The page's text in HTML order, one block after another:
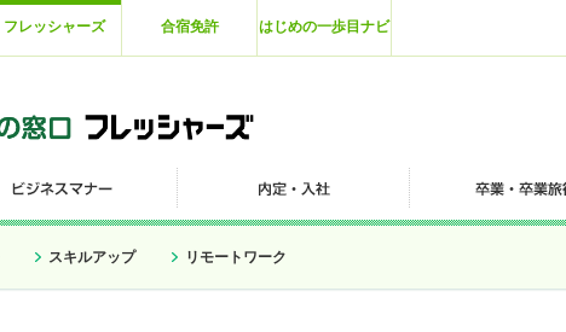
フレッシャーズ 合宿免許 はじめの一歩目ナビ
スキルアップ リモートワーク